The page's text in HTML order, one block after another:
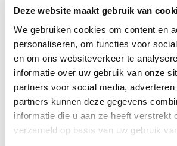
Deze website maakt gebruik van
We gebruiken cookies om content en
personaliseren, om functies voor
en om ons websiteverkeer te
informatie over uw gebruik van onze
partners voor social media,
partners kunnen deze gegevens
informatie die u aan ze heeft verstrekt
verzameld op basis van uw gebruik
PZ2 x 25 mm
Pozidriv krachtbits -